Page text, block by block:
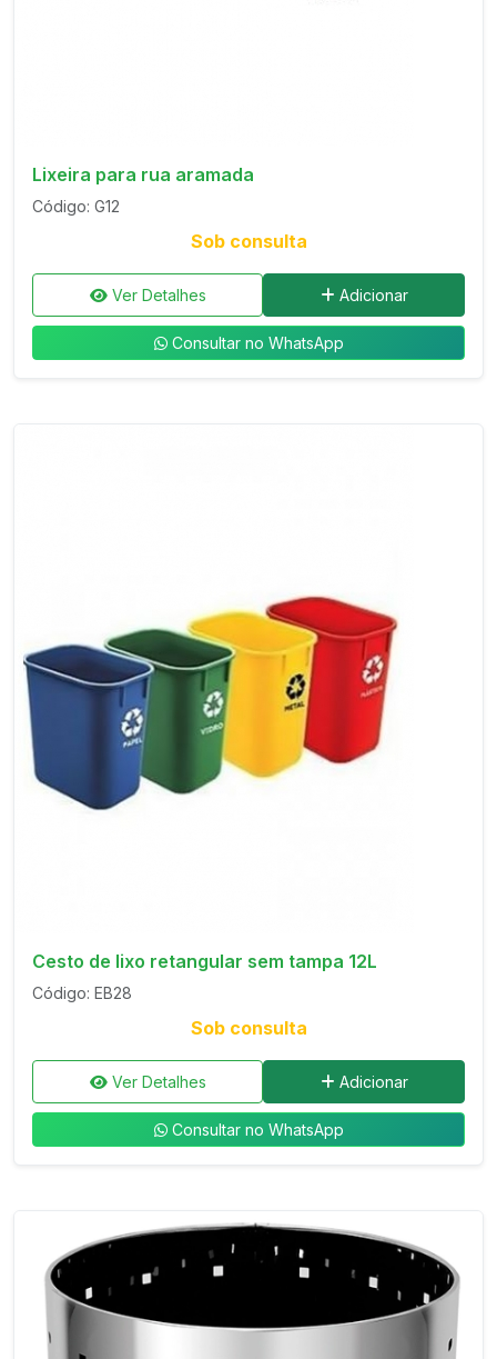
Lixeira para rua aramada
Código: G12
Sob consulta
Ver Detalhes Adicionar
Consultar no WhatsApp
Cesto de lixo retangular sem tampa 12L
Código: EB28
Sob consulta
Ver Detalhes Adicionar
Consultar no WhatsApp